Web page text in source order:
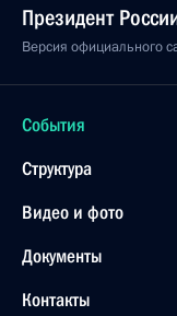
Президент
Версия официального
События
Структура
Видео и фото
Документы
Контакты